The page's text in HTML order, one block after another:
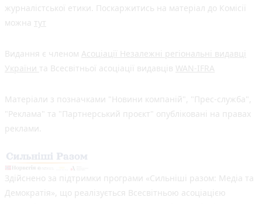
журналістської етики. Поскаржитись на матеріал до Комісії
можна тут
Видання є членом Асоціації Незалежні регіональні видавці
України та Всесвітньої асоціації видавців WAN-IFRA
Матеріали з позначками "Новини компаній", "Прес-служба",
"Реклама" та "Партнерський проєкт" опубліковані на правах
реклами.
Здійснено за підтримки програми «Сильніші разом: Медіа та
Демократія», що реалізується Всесвітньою асоціацією